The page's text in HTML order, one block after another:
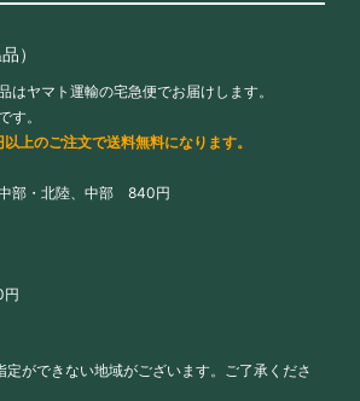
）
はヤマト運輸の宅急便でお届けします。
す。
上のご注文で送料無料になります。
部・北陸、中部 840円
ができない地域がございます。ご了承くださ